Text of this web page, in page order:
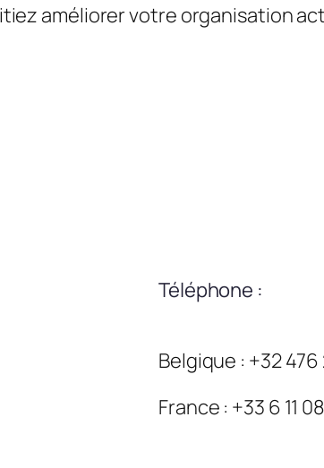
améliorer votre organisation
Téléphone :
Belgique : +32 476
France : +33 6 11